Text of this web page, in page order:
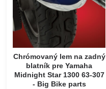
Chrómovaný lem na zadný
blatník pre Yamaha
Midnight Star 1300 63-307
- Big Bike parts